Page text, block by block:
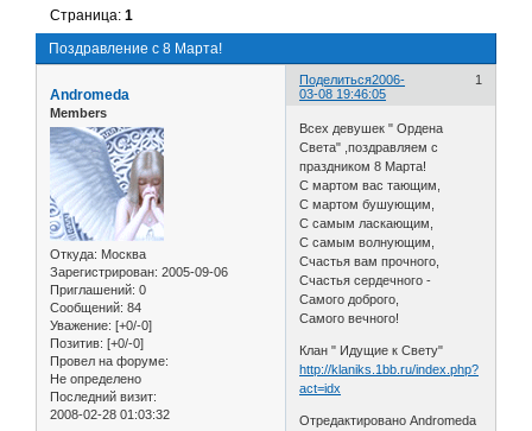
Поздравление с 8 Марта!
Страница:1
Поделиться 1
2006-
03-08 19:46:05
Andromeda
Members
Откуда: Москва
Зарегистрирован: 2005-09-06
Приглашений: 0
Сообщений: 84
Уважение: [+0/-0]
Позитив: [+0/-0]
Провел на форуме:
Не определено
Последний визит:
2008-02-28 01:03:32
Всех девушек " Ордена
Света" ,поздравляем с
праздником 8 Марта!
С мартом вас тающим,
С мартом бушующим,
С самым ласкающим,
С самым волнующим,
Счастья вам прочного,
Счастья сердечного -
Самого доброго,
Самого вечного!
Клан " Идущие к Свету"
http://klaniks.1bb.ru/index.php?
act=idx
Отредактировано Andromeda